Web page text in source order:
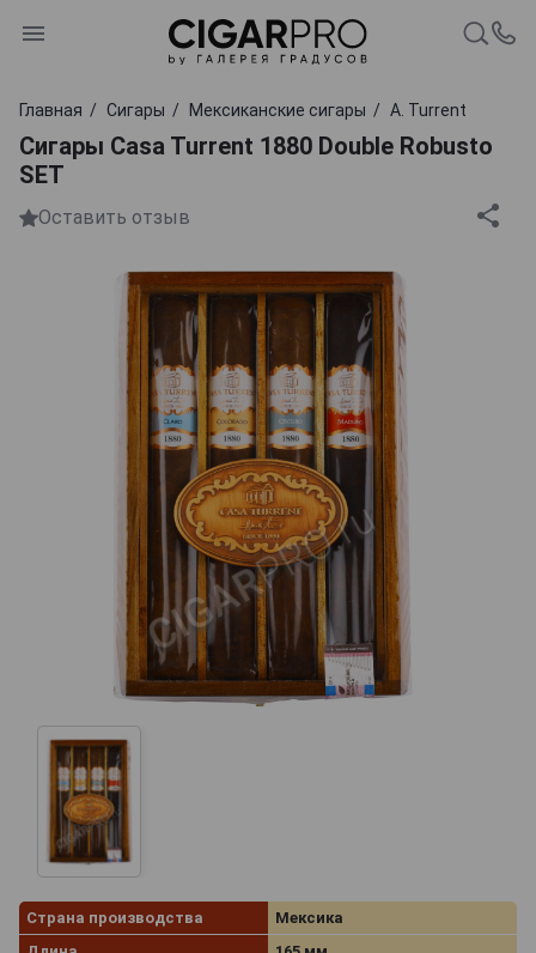
Главная Сигары Мексиканские сигары A. Turrent
Сигары Casa Turrent 1880 Double Robusto
SET
Оставить отзыв
Страна производства
Мексика